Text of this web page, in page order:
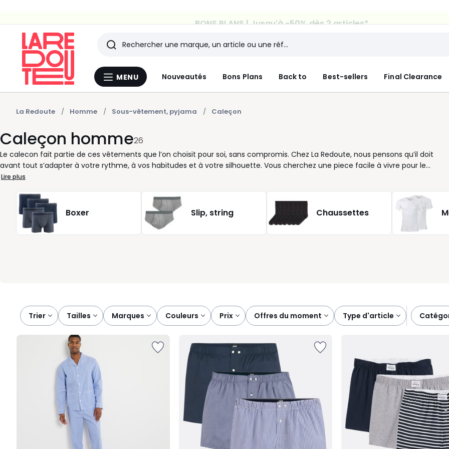
Menu
MENU Nouveautés Bons Plans Back to Best-sellers Final Clearance
Rechercher
Les
derniers
articles
consultés
La Redoute Homme Sous-vêtement, pyjama Caleçon
Caleçon homme26
Le calecon fait partie de ces vêtements que l’on choisit pour soi, sans compromis. Chez La Redoute, nous pensons qu’il doit
avant tout s’adapter à votre rythme, à vos habitudes et à votre silhouette. Vous cherchez une piece facile à vivre pour le
bureau, les déplacements ou les moments de détente ? Tout commence par une coupe bien pensée et une ceinture agréable
chacun trouve le modèle qui lui convient vraiment. Uni, raye, imprime ou multicolore, chaque style a sa place dans votre tiroir.
En lot ou à l’unité, l’achat devient simple et pratique, surtout quand on veut anticiper le quotidien sans y penser. Les matières
comme le coton sont sélectionnées pour leur tenue et leur facilité d’entretien. Des modèles pensés pour durer, s’associer à
tous vos shorts ou pantalons, et vous accompagner, jour après jour, avec discrétion et fiabilité.
Lire plus
Boxer Slip, string Chaussettes
Trier
tailles marques couleurs prix offres du moment type d'article